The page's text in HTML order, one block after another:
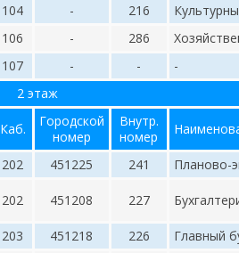
104 - 216
106 - 286
107 - - -
2 этаж
Каб.
Городской
номер
Внутр.
номер
202 451225 241 Планово-
202 451208 227
203 451218 226 Главный